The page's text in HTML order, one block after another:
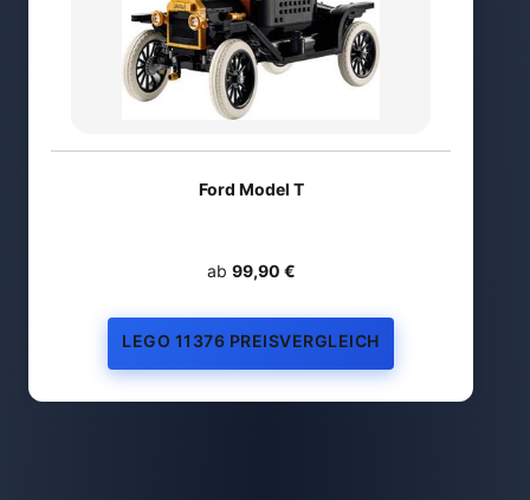
Ford Model T
ab 99,90 €
LEGO 11376 PREISVERGLEICH